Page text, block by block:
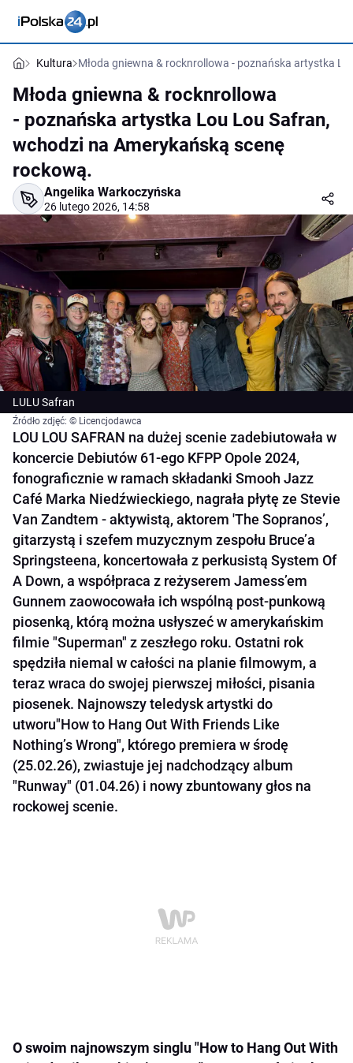
Kultura Młoda gniewna & rocknrollowa - poznańska artystka
Młoda gniewna & rocknrollowa
- poznańska artystka Lou Lou Safran,
wchodzi na Amerykańską scenę
rockową.
Angelika Warkoczyńska
26 lutego 2026, 14:58
LULU Safran
Źródło zdjęć: © Licencjodawca
LOU LOU SAFRAN na dużej scenie zadebiutowała w
koncercie Debiutów 61-ego KFPP Opole 2024,
fonograficznie w ramach składanki Smooh Jazz
Café Marka Niedźwieckiego, nagrała płytę ze Stevie
Van Zandtem - aktywistą, aktorem 'The Sopranos’,
gitarzystą i szefem muzycznym zespołu Bruce’a
Springsteena, koncertowała z perkusistą System Of
A Down, a współpraca z reżyserem Jamess’em
Gunnem zaowocowała ich wspólną post-punkową
piosenką, którą można usłyszeć w amerykańskim
filmie "Superman" z zeszłego roku. Ostatni rok
spędziła niemal w całości na planie filmowym, a
teraz wraca do swojej pierwszej miłości, pisania
piosenek. Najnowszy teledysk artystki do
utworu"How to Hang Out With Friends Like
Nothing’s Wrong", którego premiera w środę
(25.02.26), zwiastuje jej nadchodzący album
"Runway" (01.04.26) i nowy zbuntowany głos na
rockowej scenie.
O swoim najnowszym singlu "How to Hang Out With